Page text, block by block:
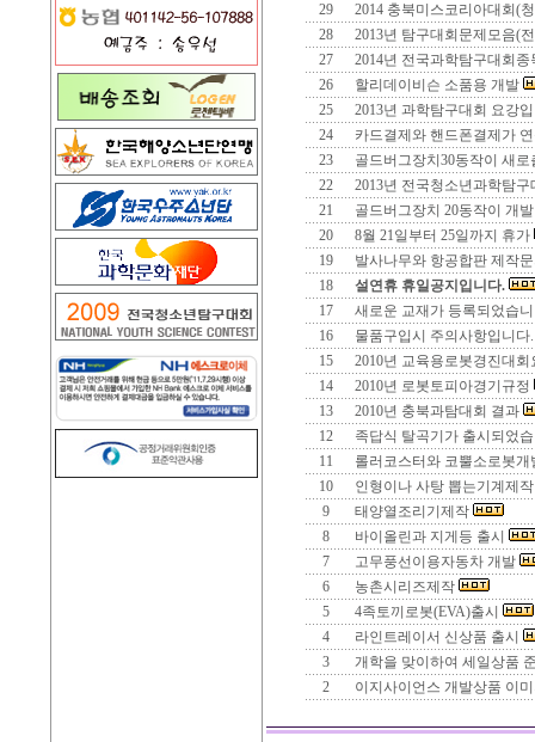
29
2014 충북미스코리아대회(
28
2013년 탐구대회문제모음(
27
2014년 전국과학탐구대회
26
할리데이비슨 소품용 개발
25
2013년 과학탐구대회 요강
24
카드결제와 핸드폰결제가
23
골드버그장치30동작이 새
22
2013년 전국청소년과학탐
21
골드버그장치 20동작이 개
20
8월 21일부터 25일까지 휴가
19
발사나무와 항공합판 제작
18
설연휴 휴일공지입니다.
17
새로운 교재가 등록되었습
16
물품구입시 주의사항입니
15
2010년 교육용로봇경진대
14
2010년 로봇토피아경기규정
13
2010년 충북과탐대회 결과
12
족답식 탈곡기가 출시되었
11
롤러코스터와 코뿔소로봇
10
인형이나 사탕 뽑는기계제
9
태양열조리기제작
8
바이올린과 지게등 출시
7
고무풍선이용자동차 개발
6
농촌시리즈제작
5
4족토끼로봇(EVA)출시
4
라인트레이서 신상품 출시
3
개학을 맞이하여 세일상품
2
이지사이언스 개발상품 이